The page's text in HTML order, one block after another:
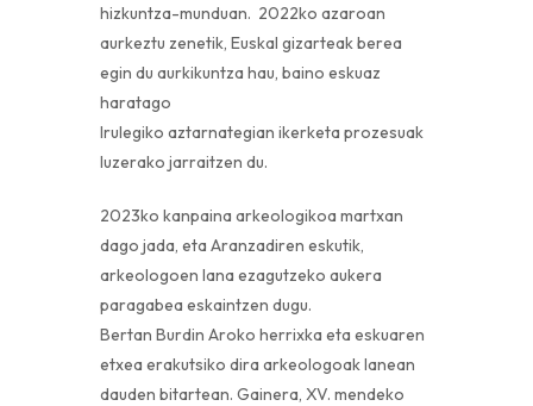
hizkuntza-munduan. 2022ko azaroan
aurkeztu zenetik, Euskal gizarteak berea
egin du aurkikuntza hau, baino eskuaz
haratago
Irulegiko aztarnategian ikerketa prozesuak
luzerako jarraitzen du.
2023ko kanpaina arkeologikoa martxan
dago jada, eta Aranzadiren eskutik,
arkeologoen lana ezagutzeko aukera
paragabea eskaintzen dugu.
Bertan Burdin Aroko herrixka eta eskuaren
etxea erakutsiko dira arkeologoak lanean
dauden bitartean. Gainera, XV. mendeko